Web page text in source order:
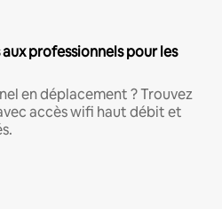
professionnels pour les
en déplacement ? Trouvez
accès wifi haut débit et